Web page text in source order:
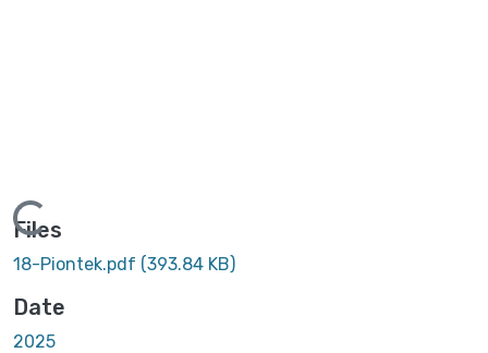
Files
18-Piontek.pdf (393.84 KB)
Date
2025